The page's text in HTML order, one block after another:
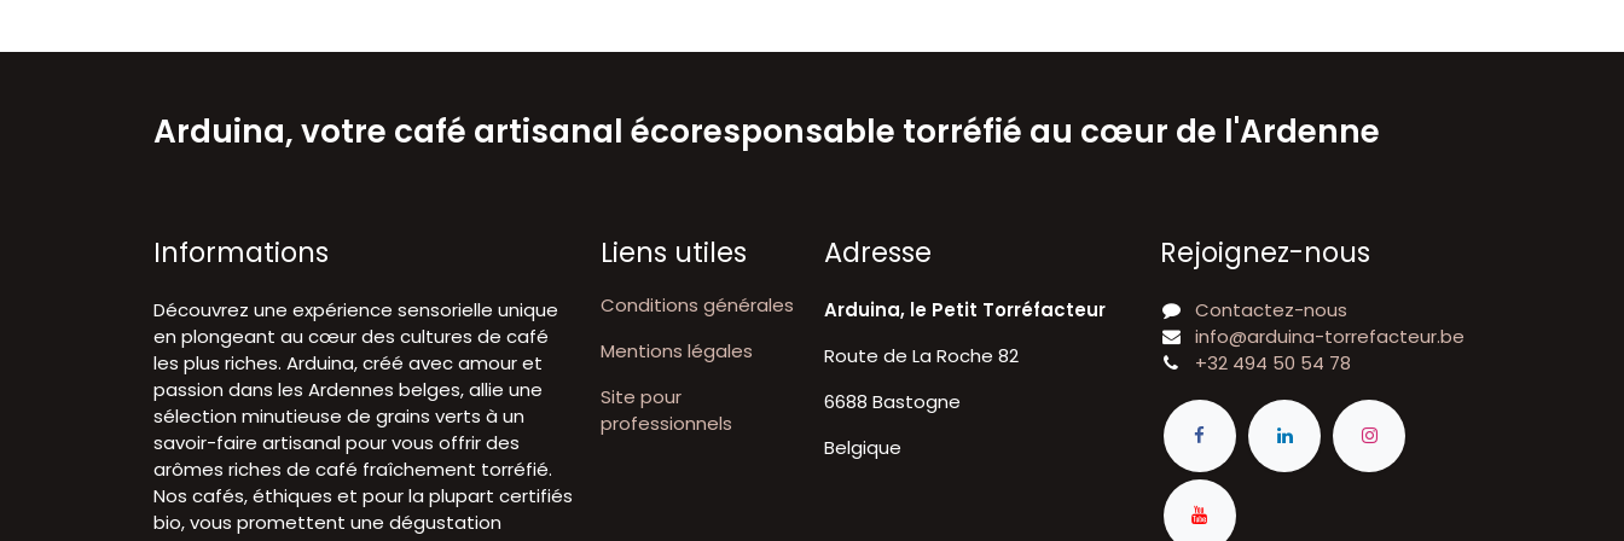
Informations
Découvrez une expérience sensorielle unique
en plongeant au cœur des cultures de café
les plus riches. Arduina, créé avec amour et
passion dans les Ardennes belges, allie une
sélection minutieuse de grains verts à un
savoir-faire artisanal pour vous offrir des
arômes riches de café fraîchement torréfié.
Nos cafés, éthiques et pour la plupart certifiés
bio, vous promettent une dégustation
Rejoignez-nous
Contactez-nous
info@arduina-torrefacteur.be
+32 494 50 54 78
Arduina, votre café artisanal écoresponsable torréfié au cœur de l'Ardenne
A​dresse
Arduina, le Petit Torréfacteur
Route de La Roche 82
6688 Bastogne
Belgique
Liens utiles
Conditions générales
Mentions légales
Site pour
professionnels